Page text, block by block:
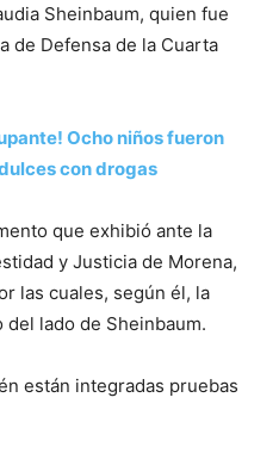
Sheinbaum, quien fue
de Defensa de la Cuarta
Ocho niños fueron
con drogas
que exhibió ante la
y Justicia de Morena,
las cuales, según él, la
lado de Sheinbaum.
están integradas pruebas